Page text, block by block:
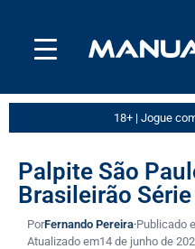
18+ | Jogue
Palpite São
Brasileirão
PorFernando Pereira·Publicado
Atualizado em14 de junho de